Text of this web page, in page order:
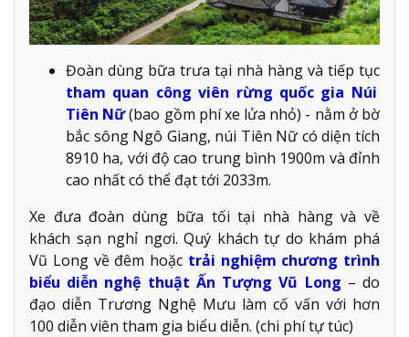
Đoàn dùng bữa trưa tại nhà hàng và tiếp tục
tham quan công viên rừng quốc gia Núi
Tiên Nữ(bao gồm phí xe lửa nhỏ) - nằm ở bờ
bắc sông Ngô Giang, núi Tiên Nữ có diện tích
8910 ha, với độ cao trung bình 1900m và đỉnh
cao nhất có thể đạt tới 2033m.
Xe đưa đoàn dùng bữa tối tại nhà hàng và về
khách sạn nghỉ ngơi. Quý khách tự do khám phá
Vũ Long về đêm hoặc trải nghiệm chương trình
biểu diễn nghệ thuật Ấn Tượng Vũ Long – do
đạo diễn Trương Nghệ Mưu làm cố vấn với hơn
100 diễn viên tham gia biểu diễn. (chi phí tự túc)